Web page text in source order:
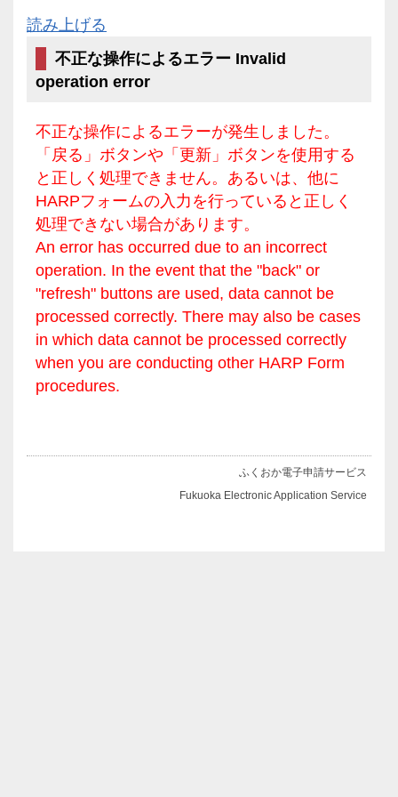
読み上げる
不正な操作によるエラー Invalid
operation error
不正な操作によるエラーが発生しました。
「戻る」ボタンや「更新」ボタンを使用する
と正しく処理できません。あるいは、他に
HARPフォームの入力を行っていると正しく
処理できない場合があります。
An error has occurred due to an incorrect
operation. In the event that the "back" or
"refresh" buttons are used, data cannot be
processed correctly. There may also be cases
in which data cannot be processed correctly
when you are conducting other HARP Form
procedures.
ふくおか電子申請サービス
Fukuoka Electronic Application Service